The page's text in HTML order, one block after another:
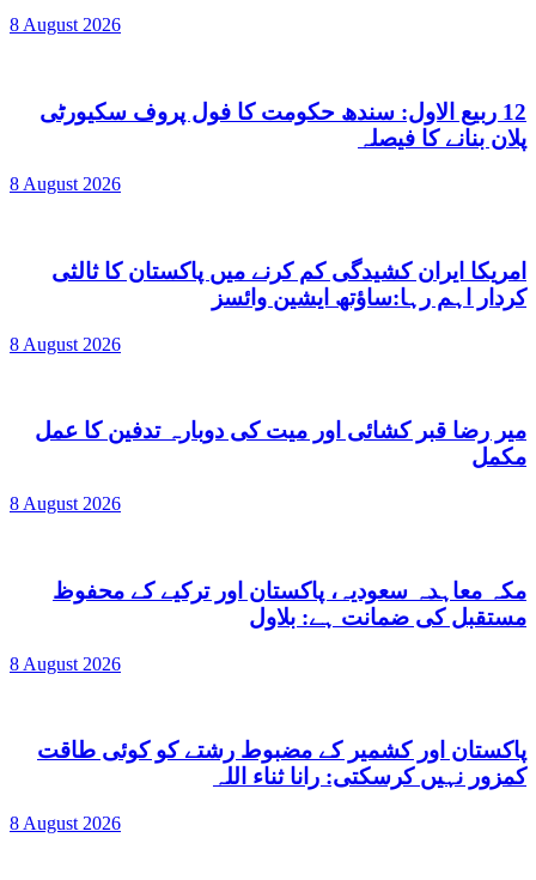
8 August 2026
12 ربیع الاول: سندھ حکومت کا فول پروف سکیورٹی
پلان بنانے کا فیصلہ
8 August 2026
امریکا ایران کشیدگی کم کرنے میں پاکستان کا ثالثی
کردار اہم رہا:ساؤتھ ایشین وائسز
8 August 2026
میر رضا قبر کشائی اور میت کی دوبارہ تدفین کا عمل
مکمل
8 August 2026
مکہ معاہدہ سعودیہ، پاکستان اور ترکیے کے محفوظ
مستقبل کی ضمانت ہے: بلاول
8 August 2026
پاکستان اور کشمیر کے مضبوط رشتے کو کوئی طاقت
کمزور نہیں کرسکتی: رانا ثناء اللہ
8 August 2026